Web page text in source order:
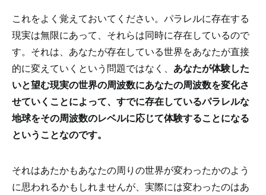
これをよく覚えておいてください。パラレルに存在する
現実は無限にあって、それらは同時に存在しているので
す。それは、あなたが存在している世界をあなたが直接
的に変えていくという問題ではなく、 あなたが体験した
いと望む現実の世界の周波数にあなたの周波数を変化さ
せていくことによって、すでに存在しているパラレルな
地球をその周波数のレベルに応じて体験することになる
ということなのです。
それはあたかもあなたの周りの世界が変わったかのよう
に思われるかもしれませんが、実際には変わったのはあ